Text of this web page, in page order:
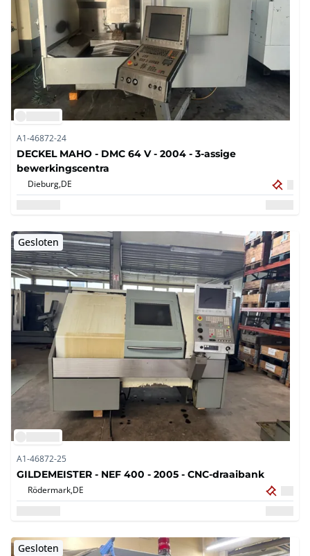
A1-46872-24
DECKEL MAHO - DMC 64 V - 2004 - 3-assige
bewerkingscentra
Dieburg,DE
Gesloten
A1-46872-25
GILDEMEISTER - NEF 400 - 2005 - CNC-draaibank
Rödermark,DE
Gesloten